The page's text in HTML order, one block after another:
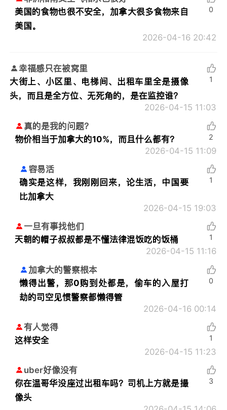
美国的食物也很不安全，加拿大很多食物来自
美国。
2026-04-16 20:42
0
幸福感只在被窝里
大街上、小区里、电梯间、出租车里全是摄像
头，而且是全方位、无死角的，是在监控谁？
2026-04-15 11:03
1
真的是我的问题？
物价相当于加拿大的10%，而且什么都有？
2026-04-15 11:09
2
容易活
确实是这样，我刚刚回来，论生活，中国要
比加拿大
2026-04-15 19:03
1
一旦有事找他们
天朝的帽子叔叔都是不懂法律混饭吃的饭桶
2026-04-15 11:16
1
加拿大的警察根本
懒得出警，那0购到处都是，偷车的入屋打
劫的司空见惯警察都懒得管
2026-04-16 00:14
0
有人觉得
这样安全
2026-04-15 11:23
1
uber好像没有
你在温哥华没座过出租车吗？司机上方就是撮
像头
3